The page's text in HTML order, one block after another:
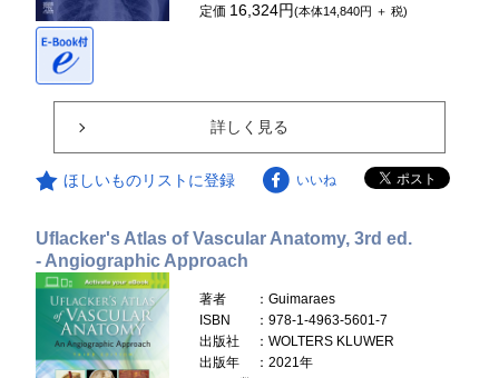
定価 16,324円(本体14,840円 ＋ 税)
詳しく見る
ほしいものリストに登録 いいね
Uflacker's Atlas of Vascular Anatomy, 3rd ed.
- Angiographic Approach
著者
：Guimaraes
ISBN
：978-1-4963-5601-7
出版社
：WOLTERS KLUWER
出版年
：2021年